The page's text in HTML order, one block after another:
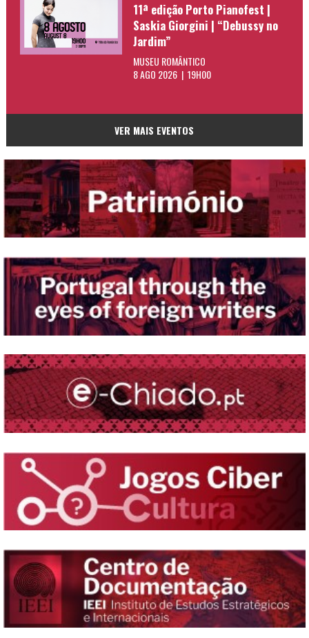
11ª edição Porto Pianofest |
Saskia Giorgini | “Debussy no
Jardim”
MUSEU ROMÂNTICO
8 AGO 2026 | 19H00
VER MAIS EVENTOS